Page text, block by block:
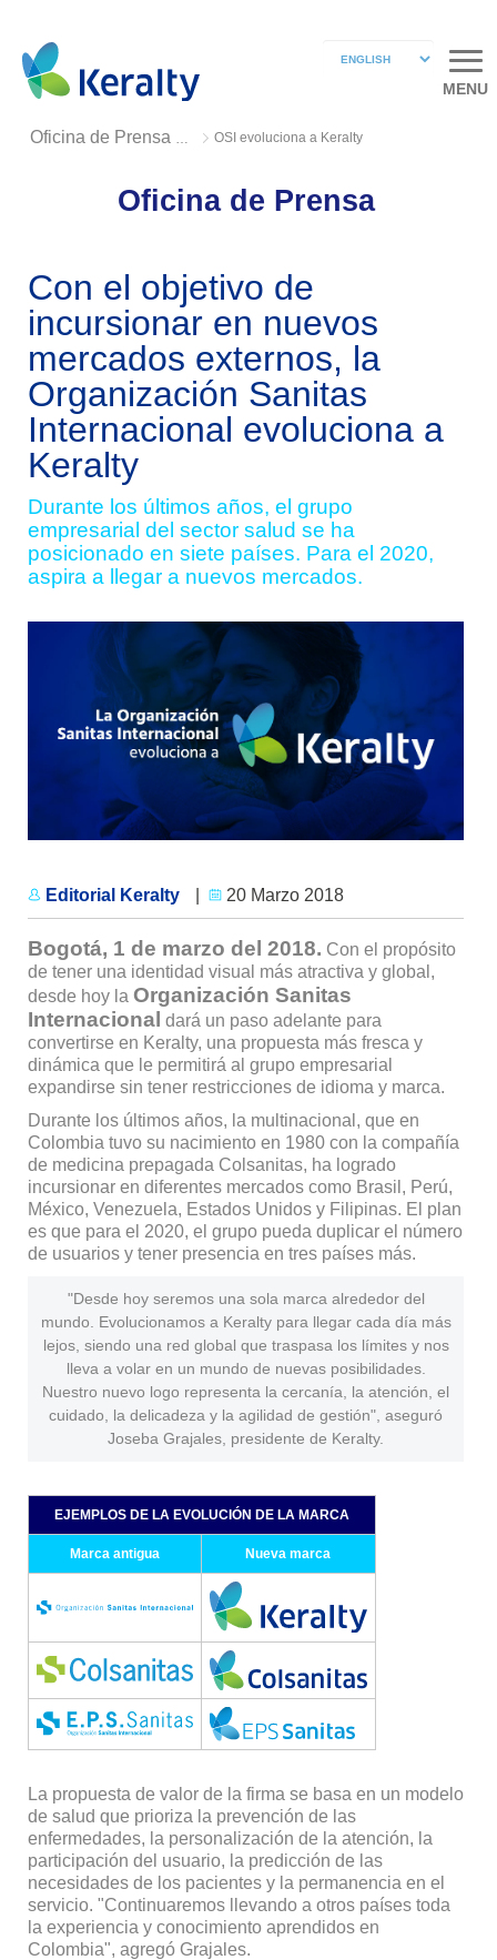
MENU
Oficina de Prensa 2018 OSI evoluciona a Keralty
Oficina de Prensa
Con el objetivo de
incursionar en nuevos
mercados externos, la
Organización Sanitas
Internacional evoluciona a
Keralty
Durante los últimos años, el grupo
empresarial del sector salud se ha
posicionado en siete países. Para el 2020,
aspira a llegar a nuevos mercados.
Editorial Keralty 20 Marzo 2018
Bogotá, 1 de marzo del 2018. Con el propósito
de tener una identidad visual más atractiva y global,
desde hoy la Organización Sanitas
Internacional dará un paso adelante para
convertirse en Keralty, una propuesta más fresca y
dinámica que le permitirá al grupo empresarial
expandirse sin tener restricciones de idioma y marca.
Durante los últimos años, la multinacional, que en
Colombia tuvo su nacimiento en 1980 con la compañía
de medicina prepagada Colsanitas, ha logrado
incursionar en diferentes mercados como Brasil, Perú,
México, Venezuela, Estados Unidos y Filipinas. El plan
es que para el 2020, el grupo pueda duplicar el número
de usuarios y tener presencia en tres países más.
"Desde hoy seremos una sola marca alrededor del
mundo. Evolucionamos a Keralty para llegar cada día más
lejos, siendo una red global que traspasa los límites y nos
lleva a volar en un mundo de nuevas posibilidades.
Nuestro nuevo logo representa la cercanía, la atención, el
cuidado, la delicadeza y la agilidad de gestión", aseguró
Joseba Grajales, presidente de Keralty.
EJEMPLOS DE LA EVOLUCIÓN DE LA MARCA
Marca antigua Nueva marca
La propuesta de valor de la firma se basa en un modelo
de salud que prioriza la prevención de las
enfermedades, la personalización de la atención, la
participación del usuario, la predicción de las
necesidades de los pacientes y la permanencia en el
servicio. "Continuaremos llevando a otros países toda
la experiencia y conocimiento aprendidos en
Colombia", agregó Grajales.